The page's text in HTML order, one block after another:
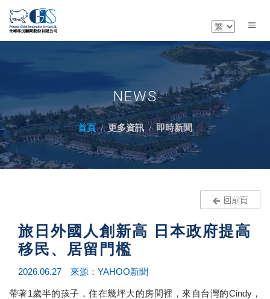
NEWS
首頁 更多資訊 即時新聞
旅日外國人創新高 日本政府提高
移民、居留門檻
2026.06.27 來源：YAHOO新聞
帶著1歲半的孩子，住在幾坪大的房間裡，來自台灣的Cindy，